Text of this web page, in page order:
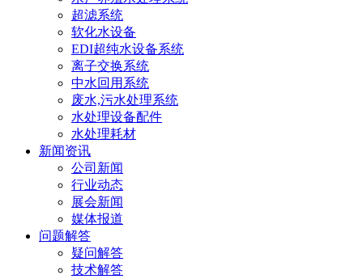
超滤系统
软化水设备
EDI超纯水设备系统
离子交换系统
中水回用系统
废水,污水处理系统
水处理设备配件
水处理耗材
新闻资讯
公司新闻
行业动态
展会新闻
媒体报道
问题解答
疑问解答
技术解答